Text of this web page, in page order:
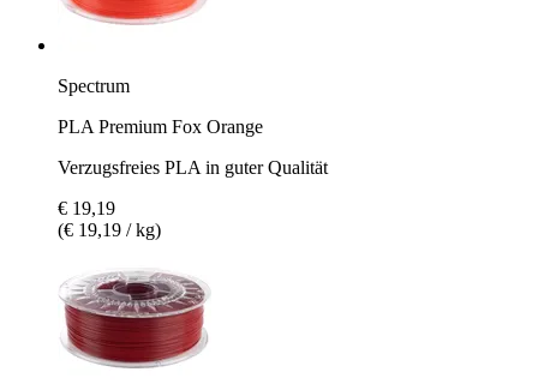
Spectrum
PLA Premium Fox Orange
Verzugsfreies PLA in guter Qualität
€ 19,19
(€ 19,19 / kg)